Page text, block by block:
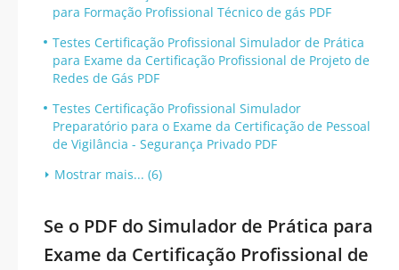
para Formação Profissional Técnico de gás PDF
Testes Certificação Profissional Simulador de Prática
para Exame da Certificação Profissional de Projeto de
Redes de Gás PDF
Testes Certificação Profissional Simulador
Preparatório para o Exame da Certificação de Pessoal
de Vigilância - Segurança Privado PDF
Mostrar mais... (6)
Se o PDF do Simulador de Prática para
Exame da Certificação Profissional de